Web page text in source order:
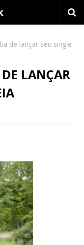
de lançar seu single
LANÇAR